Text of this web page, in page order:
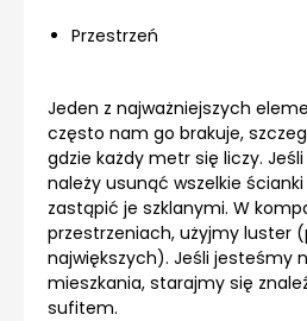
Przestrzeń
Jeden z najważniejszych
często nam go brakuje,
gdzie każdy metr się liczy.
należy usunąć wszelkie ścianki
zastąpić je szklanymi. W
przestrzeniach, użyjmy luster
największych). Jeśli jesteśmy
mieszkania, starajmy się
sufitem.